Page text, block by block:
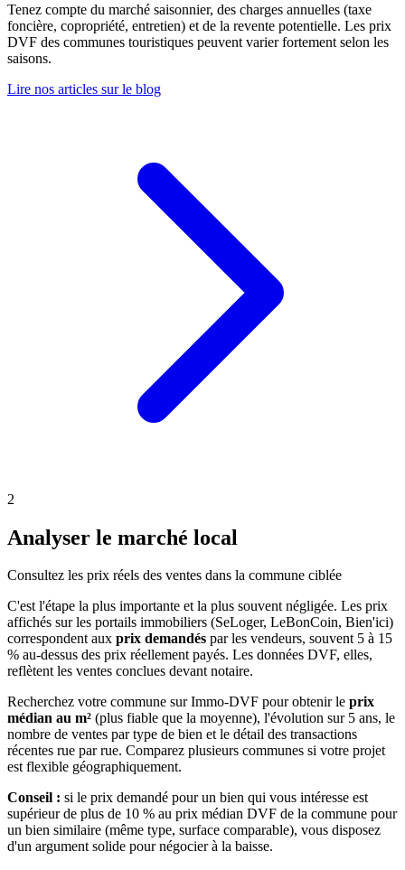
Tenez compte du marché saisonnier, des charges annuelles (taxe
foncière, copropriété, entretien) et de la revente potentielle. Les prix
DVF des communes touristiques peuvent varier fortement selon les
saisons.
Lire nos articles sur le blog
2
Analyser le marché local
Consultez les prix réels des ventes dans la commune ciblée
C'est l'étape la plus importante et la plus souvent négligée. Les prix
affichés sur les portails immobiliers (SeLoger, LeBonCoin, Bien'ici)
correspondent aux prix demandés par les vendeurs, souvent 5 à 15
% au-dessus des prix réellement payés. Les données DVF, elles,
reflètent les ventes conclues devant notaire.
Recherchez votre commune sur Immo-DVF pour obtenir le prix
médian au m² (plus fiable que la moyenne), l'évolution sur 5 ans, le
nombre de ventes par type de bien et le détail des transactions
récentes rue par rue. Comparez plusieurs communes si votre projet
est flexible géographiquement.
Conseil : si le prix demandé pour un bien qui vous intéresse est
supérieur de plus de 10 % au prix médian DVF de la commune pour
un bien similaire (même type, surface comparable), vous disposez
d'un argument solide pour négocier à la baisse.